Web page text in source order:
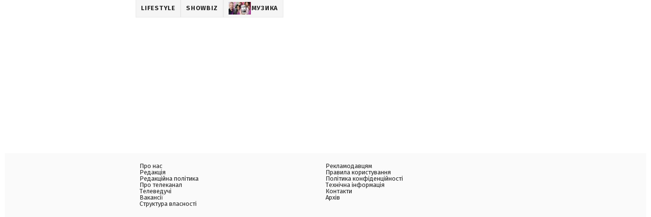
LIFESTYLE SHOWBIZ МУЗИКА
Про нас
Редакція
Редакційна політика
Про телеканал
Телеведучі
Вакансії
Структура власності
Рекламодавцям
Правила користування
Політика конфіденційності
Технічна інформація
Контакти
Архів